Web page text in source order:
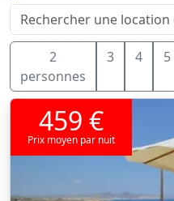
2
personnes
3 4 5
459 €
Prix moyen par nuit